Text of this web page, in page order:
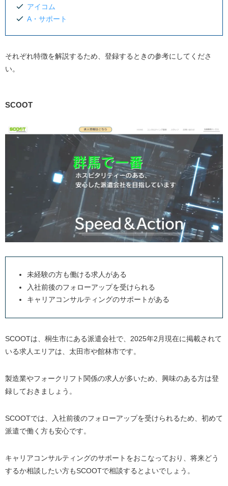
アイコム
A・サポート
それぞれ特徴を解説するため、登録するときの参考にしてくださ
い。
SCOOT
未経験の方も働ける求人がある
入社前後のフォローアップを受けられる
キャリアコンサルティングのサポートがある
SCOOTは、桐生市にある派遣会社で、2025年2月現在に掲載されて
いる求人エリアは、太田市や館林市です。
製造業やフォークリフト関係の求人が多いため、興味のある方は登
録しておきましょう。
SCOOTでは、入社前後のフォローアップを受けられるため、初めて
派遣で働く方も安心です。
キャリアコンサルティングのサポートをおこなっており、将来どう
するか相談したい方もSCOOTで相談するとよいでしょう。